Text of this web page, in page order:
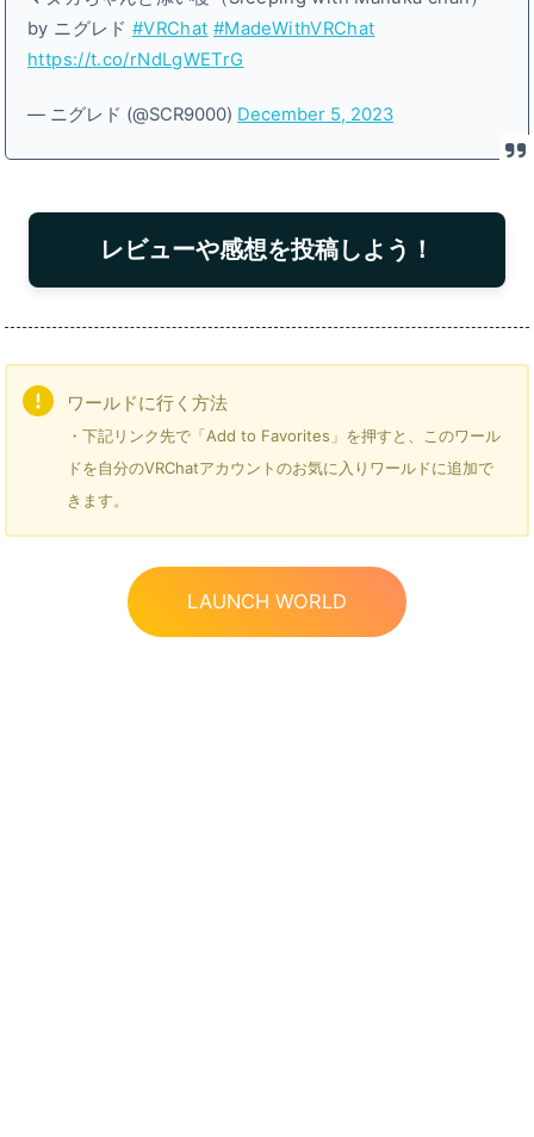
by ニグレド #VRChat #MadeWithVRChat
https://t.co/rNdLgWETrG
— ニグレド (@SCR9000) December 5, 2023
レビューや感想を投稿しよう！
ワールドに行く方法
・下記リンク先で「Add to Favorites」を押すと、このワール
ドを自分のVRChatアカウントのお気に入りワールドに追加で
きます。
LAUNCH WORLD